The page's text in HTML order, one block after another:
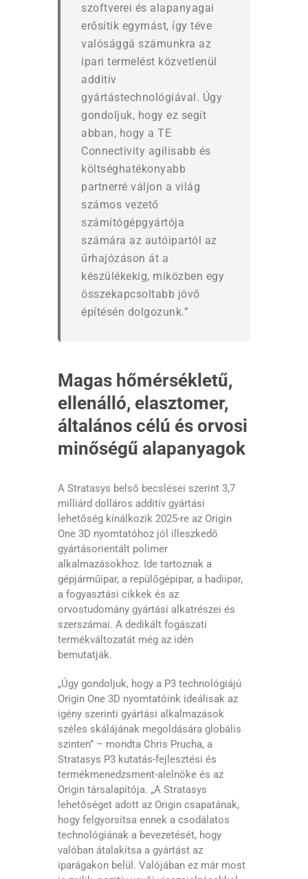
szoftverei és alapanyagai
erősítik egymást, így téve
valósággá számunkra az
ipari termelést közvetlenül
additív
gyártástechnológiával. Úgy
gondoljuk, hogy ez segít
abban, hogy a TE
Connectivity agilisabb és
költséghatékonyabb
partnerré váljon a világ
számos vezető
számítógépgyártója
számára az autóipartól az
űrhajózáson át a
készülékekig, miközben egy
összekapcsoltabb jövő
építésén dolgozunk.”
Magas hőmérsékletű,
ellenálló, elasztomer,
általános célú és orvosi
minőségű alapanyagok
A Stratasys belső becslései szerint 3,7
milliárd dolláros additív gyártási
lehetőség kínálkozik 2025-re az Origin
One 3D nyomtatóhoz jól illeszkedő
gyártásorientált polimer
alkalmazásokhoz. Ide tartoznak a
gépjárműipar, a repülőgépipar, a hadiipar,
a fogyasztási cikkek és az
orvostudomány gyártási alkatrészei és
szerszámai. A dedikált fogászati
termékváltozatát még az idén
bemutatják.
„Úgy gondoljuk, hogy a P3 technológiájú
Origin One 3D nyomtatóink ideálisak az
igény szerinti gyártási alkalmazások
széles skálájának megoldására globális
szinten” – mondta Chris Prucha, a
Stratasys P3 kutatás-fejlesztési és
termékmenedzsment-alelnöke és az
Origin társalapítója. „A Stratasys
lehetőséget adott az Origin csapatának,
hogy felgyorsítsa ennek a csodálatos
technológiának a bevezetését, hogy
valóban átalakítsa a gyártást az
iparágakon belül. Valójában ez már most